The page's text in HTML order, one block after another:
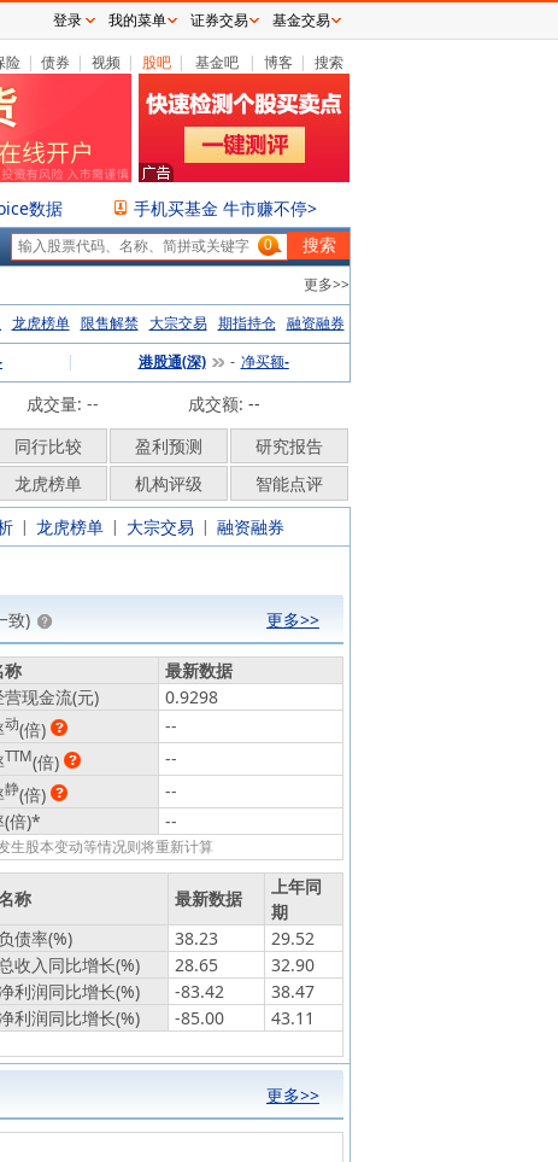
险 | 债券 | 视频 | 股吧 | 基金吧 | 博客 | 搜索
数据 手机买基金 牛市赚不停>
0
更多>>
龙虎榜单 限售解禁 大宗交易 期指持仓 融资融券
| 港股通(深) - 净买额-
成交量: -- 成交额: --
同行比较 盈利预测
研究报告
龙虎榜单 机构评级
智能点评
| 龙虎榜单 | 大宗交易 | 融资融券
致) 更多>>
称
最新数据
现金流(元)
0.9298
动(倍)
--
TTM(倍)
--
静(倍)
--
倍)* --
生股本变动等情况则将重新计算
称 最新数据
上年同
期
债率(%) 38.23
29.52
收入同比增长(%) 28.65
32.90
利润同比增长(%) -83.42
38.47
利润同比增长(%) -85.00 43.11
更多>>
登录 我的菜单 证券交易 基金交易